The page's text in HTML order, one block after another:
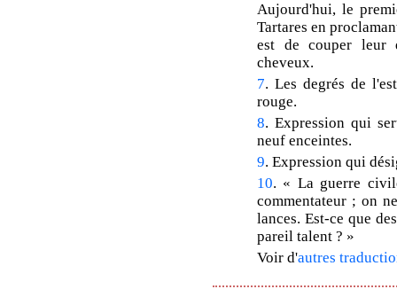
Aujourd'hui, le
Tartares en
est de couper leur
cheveux.
7. Les degrés de
rouge.
8. Expression qui
neuf enceintes.
9. Expression qui
10. « La guerre
commentateur ; on
lances. Est-ce que
pareil talent ? »
Voir d'autres